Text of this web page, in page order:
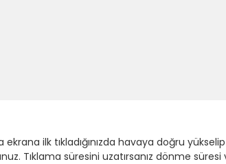
ilk tıkladığınızda havaya doğru
Tıklama süresini uzatırsanız dönme